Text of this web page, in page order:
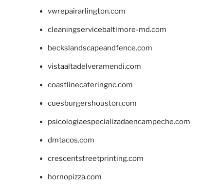
vwrepairarlington.com
cleaningservicebaltimore-md.com
beckslandscapeandfence.com
vistaaltadelveramendi.com
coastlinecateringnc.com
cuesburgershouston.com
psicologiaespecializadaencampeche.com
dmtacos.com
crescentstreetprinting.com
hornopizza.com